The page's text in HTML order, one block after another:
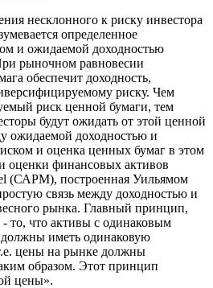
несклонного к риску инвестора
определенное
и ожидаемой доходностью
рыночном равновесии
обеспечит доходность,
риску. Чем
риск ценной бумаги, тем
будут ожидать от этой ценной
ожидаемой доходностью и
и оценка ценных бумаг в этом
оценки финансовых активов
(САРМ), построенная Уильямом
связь между доходностью и
рынка. Главный принцип,
что активы с одинаковым
иметь одинаковую
цены на рынке должны
образом. Этот принцип
цены».